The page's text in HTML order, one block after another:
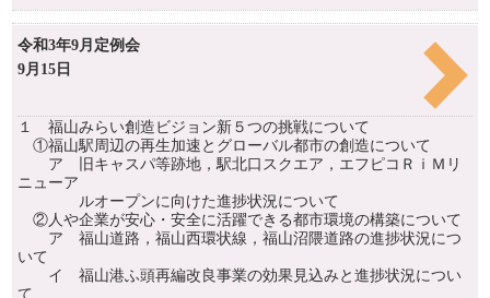
令和3年9月定例会
9月15日
１ 福山みらい創造ビジョン新５つの挑戦について
①福山駅周辺の再生加速とグローバル都市の創造について
ア 旧キャスパ等跡地，駅北口スクエア，エフピコＲｉＭリ
ニューア
ルオープンに向けた進捗状況について
②人や企業が安心・安全に活躍できる都市環境の構築について
ア 福山道路，福山西環状線，福山沼隈道路の進捗状況につ
いて
イ 福山港ふ頭再編改良事業の効果見込みと進捗状況につい
て